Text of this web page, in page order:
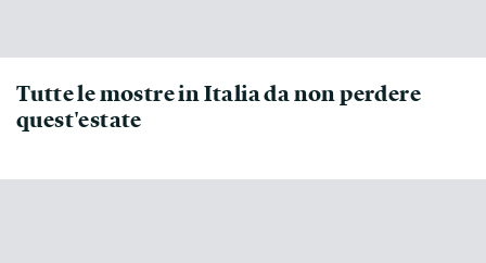
Tutte le mostre in Italia da non perdere
quest'estate